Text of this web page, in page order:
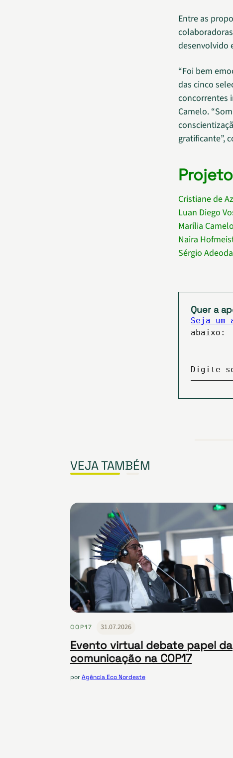
Entre as
desenvolvido
“Foi bem
das cinco
concorrentes
Camelo.
gratificante”,
Cristiane de
Luan Diego
Marília
Naira
Sérgio
Quer a
Seja um
abaixo:
Digite
VEJA TAMBÉM
COP17 31.07.2026
Evento virtual debate papel da
comunicação na COP17
porAgência Eco Nordeste